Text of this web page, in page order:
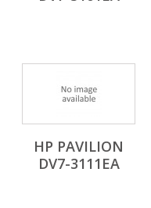
HP PAVILION
DV7-3111EA